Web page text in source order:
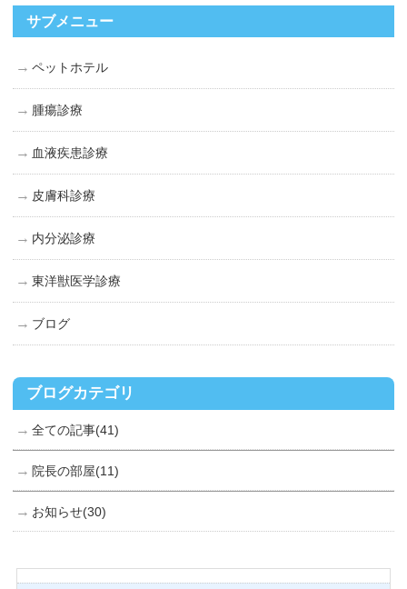
サブメニュー
ペットホテル
腫瘍診療
血液疾患診療
皮膚科診療
内分泌診療
東洋獣医学診療
ブログ
ブログカテゴリ
全ての記事(41)
院長の部屋(11)
お知らせ(30)